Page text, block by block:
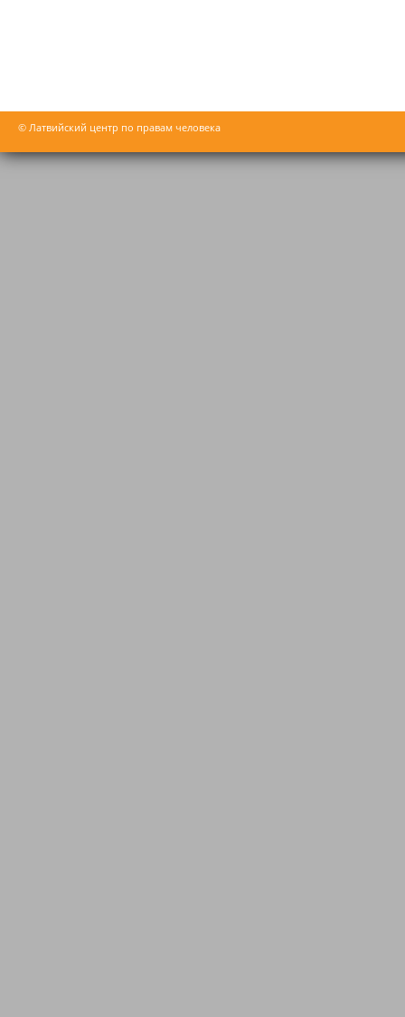
© Латвийский центр по правам человека